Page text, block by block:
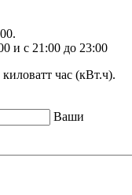
и с 21:00 до 23:00
час (кВт.ч).
Ваши